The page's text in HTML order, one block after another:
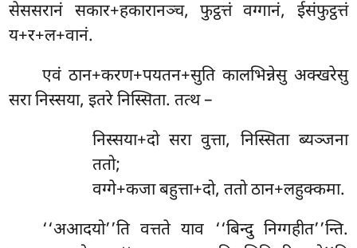
सेससरानं सकार+हकारानञ्च, फुट्ठत्तं वग्गानं, ईसंफुट्ठत्तं
य+र+ल+वानं.
एवं ठान+करण+पयतन+सुति कालभिन्नेसु अक्खरेसु
सरा निस्सया, इतरे निस्सिता. तत्थ –
निस्सया+दोसरा वुत्ता, निस्सिता ब्यञ्जना
ततो;
वग्गे+कजा बहुत्ता+दो, ततो ठान+लहुक्कमा.
‘‘अआदयो’’ति वत्तते याव ‘‘बिन्दु निग्गहीत’’न्ति.